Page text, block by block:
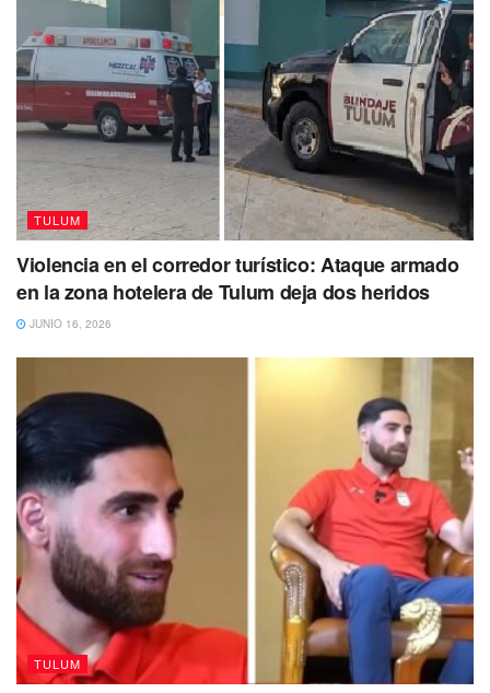
TULUM
Violencia en el corredor turístico: Ataque armado
en la zona hotelera de Tulum deja dos heridos
JUNIO 16, 2026
TULUM